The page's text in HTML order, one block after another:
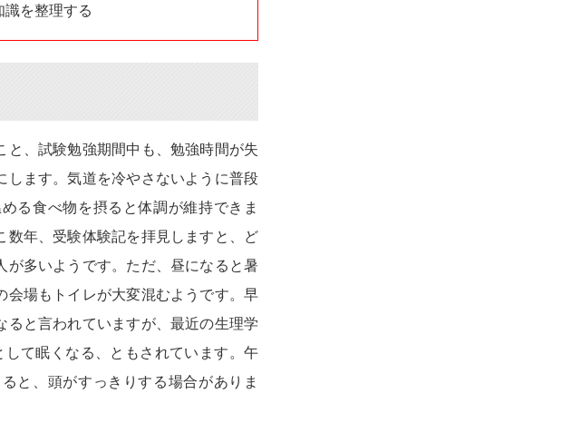
を整理する
と、試験勉強期間中も、勉強時間が失
します。気道を冷やさないように普段
る食べ物を摂ると体調が維持できま
数年、受験体験記を拝見しますと、ど
が多いようです。ただ、昼になると暑
会場もトイレが大変混むようです。早
ると言われていますが、最近の生理学
て眠くなる、ともされています。午
と、頭がすっきりする場合がありま